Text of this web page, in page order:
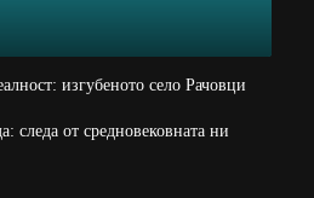
изгубеното село Рачовци
следа от средновековната ни